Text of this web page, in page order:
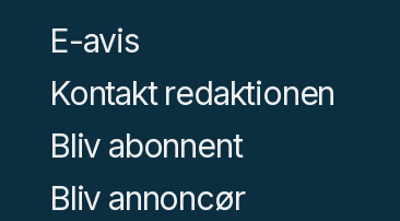
E-avis
Kontakt redaktionen
Bliv abonnent
Bliv annoncør